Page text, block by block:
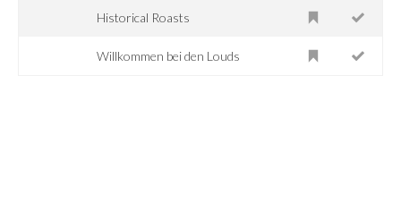
Historical Roasts
Willkommen bei den Louds